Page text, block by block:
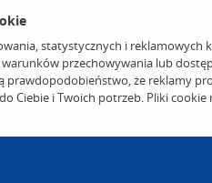
statystycznych i
przechowywania lub
prawdopodobieństwo, że reklamy
Ciebie i Twoich potrzeb. Pliki